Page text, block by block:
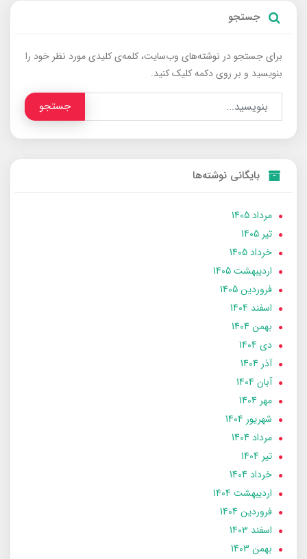
جستجو
برای جستجو در نوشته‌های وب‌سایت، کلمه‌ی کلیدی مورد نظر خود را
بنویسید و بر روی دکمه کلیک کنید.
جستجو
بایگانی نوشته‌ها
مرداد 1405
تير 1405
خرداد 1405
ارديبهشت 1405
فروردین 1405
اسفند 1404
بهمن 1404
دی 1404
آذر 1404
آبان 1404
مهر 1404
شهریور 1404
مرداد 1404
تير 1404
خرداد 1404
ارديبهشت 1404
فروردین 1404
اسفند 1403
بهمن 1403